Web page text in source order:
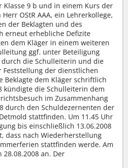
9 b und in einem Kurs der
OStR AAA, ein Lehrerkollege,
der Beklagten und des
erneut erhebliche Defizite
dem Kläger in einem weiteren
ggf. unter Beteiligung
die Schulleiterin und die
der dienstlichen
Beklagte dem Kläger schriftlich
kündigte die Schulleiterin dem
im Zusammenhang
durch den Schuldezernenten der
stattfinden. Um 11.45 Uhr
bis einschließlich 13.06.2008
dass nach Wiederherstellung
stattfinden werde. Am
an. Der